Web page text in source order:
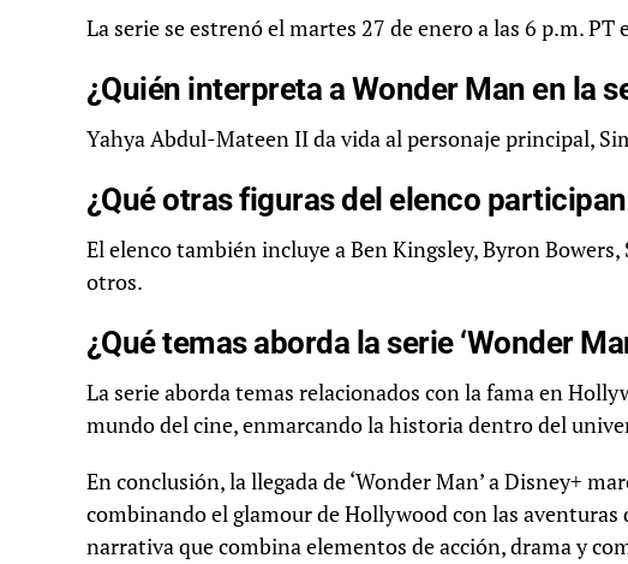
La serie se estrenó el martes 27 de enero a las 6 p.m. PT
¿Quién interpreta a Wonder Man en la
Yahya Abdul-Mateen II da vida al personaje principal,
¿Qué otras figuras del elenco
El elenco también incluye a Ben Kingsley, Byron
otros.
¿Qué temas aborda la serie ‘Wonder
La serie aborda temas relacionados con la fama en
mundo del cine, enmarcando la historia dentro del
En conclusión, la llegada de ‘Wonder Man’ a Disney+
combinando el glamour de Hollywood con las aventuras
narrativa que combina elementos de acción, drama y